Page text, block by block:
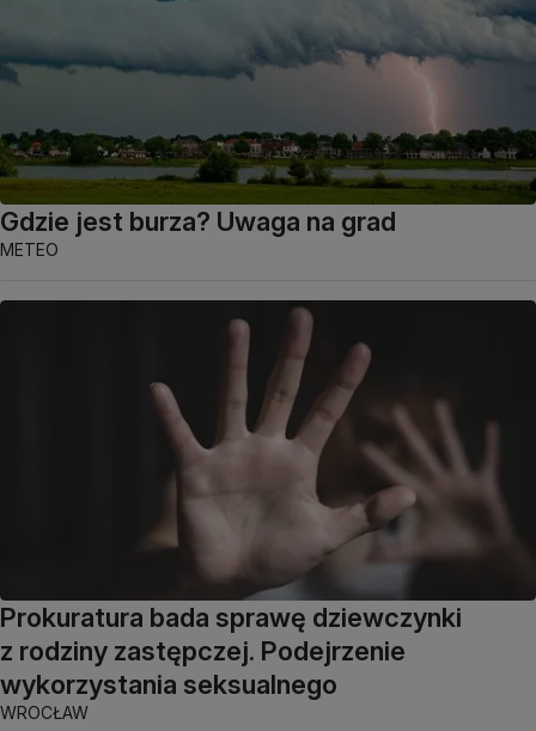
Gdzie jest burza? Uwaga na grad
METEO
Prokuratura bada sprawę dziewczynki
z rodziny zastępczej. Podejrzenie
wykorzystania seksualnego
WROCŁAW